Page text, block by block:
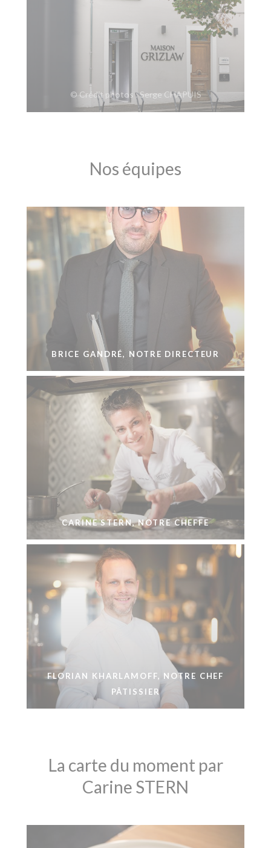
© Crédit photos : Serge CHAPUIS
Nos équipes
BRICE GANDRÉ, NOTRE DIRECTEUR
CARINE STERN, NOTRE CHEFFE
FLORIAN KHARLAMOFF, NOTRE CHEF
PÂTISSIER
La carte du moment par
Carine STERN